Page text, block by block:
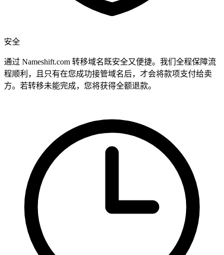
安全
通过 Nameshift.com 转移域名既安全又便捷。我们全程保障流
程顺利，且只有在您成功接管域名后，才会将款项支付给卖
方。若转移未能完成，您将获得全额退款。